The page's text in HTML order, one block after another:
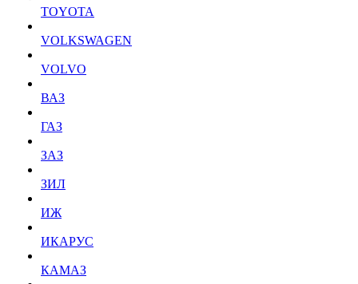
TOYOTA
VOLKSWAGEN
VOLVO
ВАЗ
ГАЗ
ЗАЗ
ЗИЛ
ИЖ
ИКАРУС
КАМАЗ